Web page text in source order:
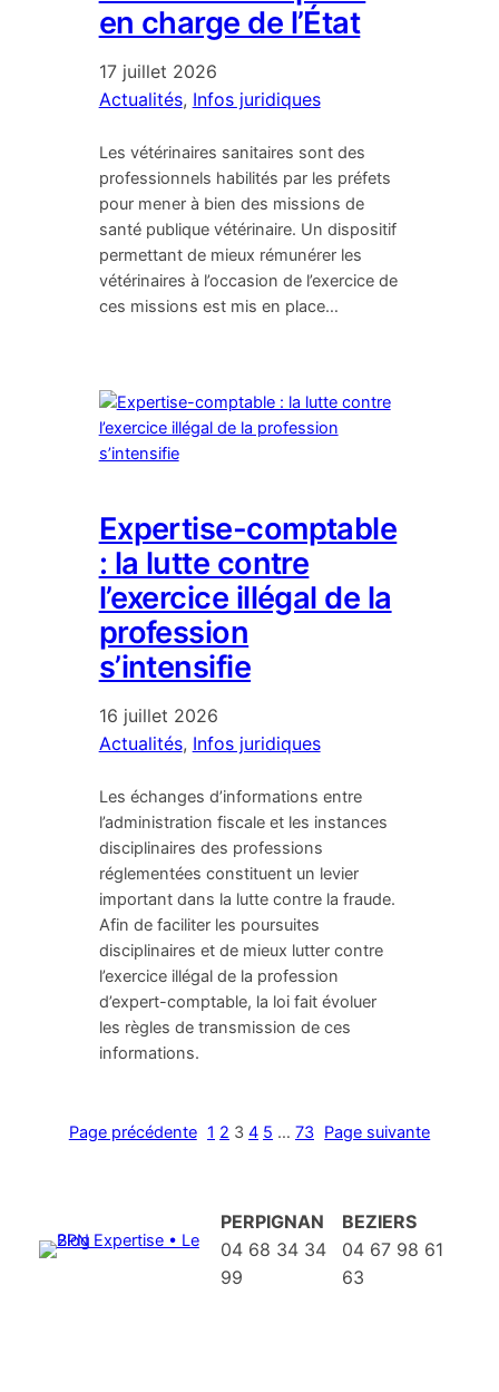
en charge de l’État
17 juillet 2026
Actualités, Infos juridiques
Les vétérinaires sanitaires sont des
professionnels habilités par les préfets
pour mener à bien des missions de
santé publique vétérinaire. Un dispositif
permettant de mieux rémunérer les
vétérinaires à l’occasion de l’exercice de
ces missions est mis en place…
Expertise-comptable
: la lutte contre
l’exercice illégal de la
profession
s’intensifie
16 juillet 2026
Actualités, Infos juridiques
Les échanges d’informations entre
l’administration fiscale et les instances
disciplinaires des professions
réglementées constituent un levier
important dans la lutte contre la fraude.
Afin de faciliter les poursuites
disciplinaires et de mieux lutter contre
l’exercice illégal de la profession
d’expert-comptable, la loi fait évoluer
les règles de transmission de ces
informations.
Page précédente 1 2 3 4 5 … 73 Page suivante
PERPIGNAN
04 68 34 34
99
BEZIERS
04 67 98 61
63